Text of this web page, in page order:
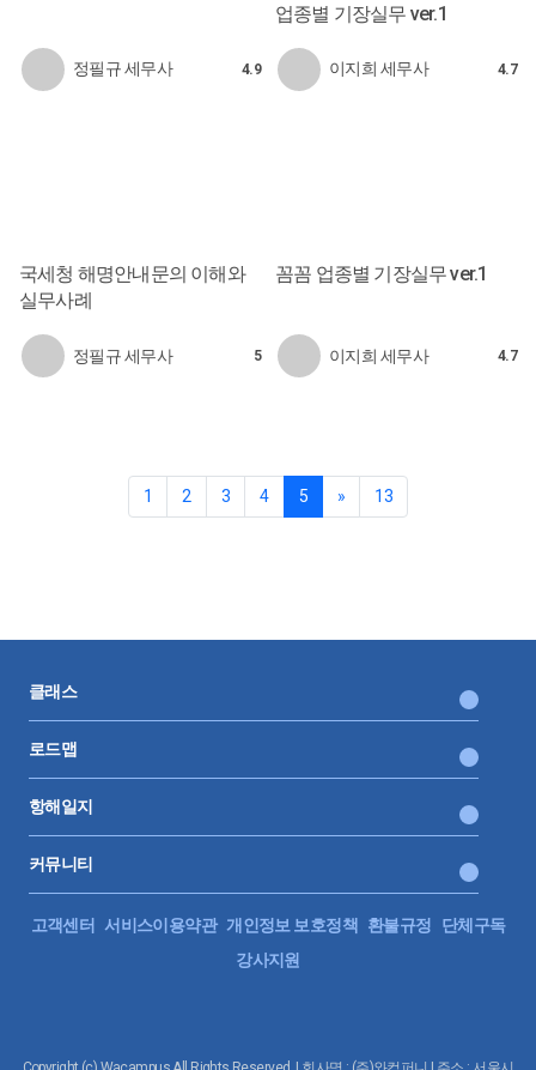
정필규 세무사 4.9
업종별 기장실무 ver.1
이지희 세무사 4.7
국세청 해명안내문의 이해와
실무사례
정필규 세무사 5
꼼꼼 업종별 기장실무 ver.1
이지희 세무사 4.7
1 2 3 4 5 » 13
클래스
로드맵
항해일지
커뮤니티
고객센터 서비스이용약관 개인정보 보호정책 환불규정
단체구독
강사지원